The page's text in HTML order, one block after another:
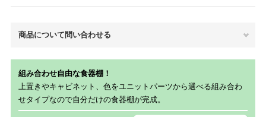
商品について問い合わせる
組み合わせ自由な食器棚！
上置きやキャビネット、色をユニットパーツから選べる組み合わ
せタイプなので自分だけの食器棚が完成。